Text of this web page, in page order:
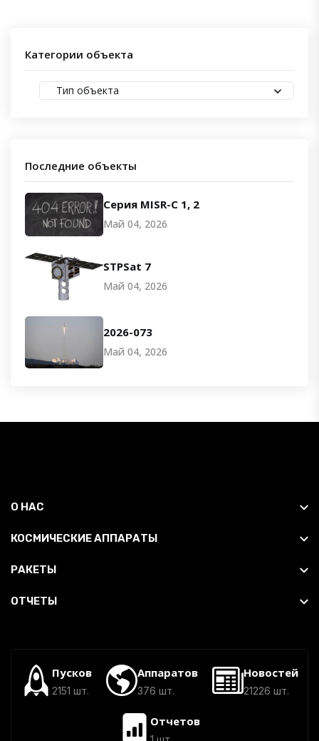
Категории объекта
Тип объекта
Последние объекты
Серия MISR-C 1, 2
Май 04, 2026
STPSat 7
Май 04, 2026
2026-073
Май 04, 2026
О НАС
КОСМИЧЕСКИЕ АППАРАТЫ
РАКЕТЫ
ОТЧЕТЫ
Пусков
2151 шт.
Аппаратов
376 шт.
Новостей
21226 шт.
Отчетов